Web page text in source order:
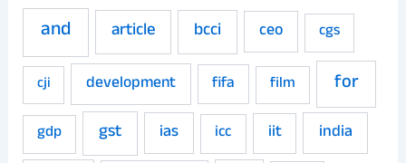
and article bcci ceo cgs
cji development fifa film for
gdp gst ias icc iit
india